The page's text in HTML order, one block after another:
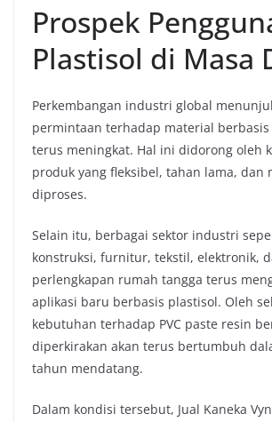
Prospek
Plastisol di Masa
Perkembangan industri global
permintaan terhadap material
terus meningkat. Hal ini didorong oleh
produk yang fleksibel, tahan lama, dan
diproses.
Selain itu, berbagai sektor industri
konstruksi, furnitur, tekstil, elektronik,
perlengkapan rumah tangga terus
aplikasi baru berbasis plastisol. Oleh
kebutuhan terhadap PVC paste resin
diperkirakan akan terus bertumbuh
tahun mendatang.
Dalam kondisi tersebut, Jual Kaneka